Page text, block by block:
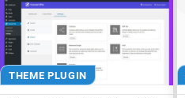
THEME PLUGIN